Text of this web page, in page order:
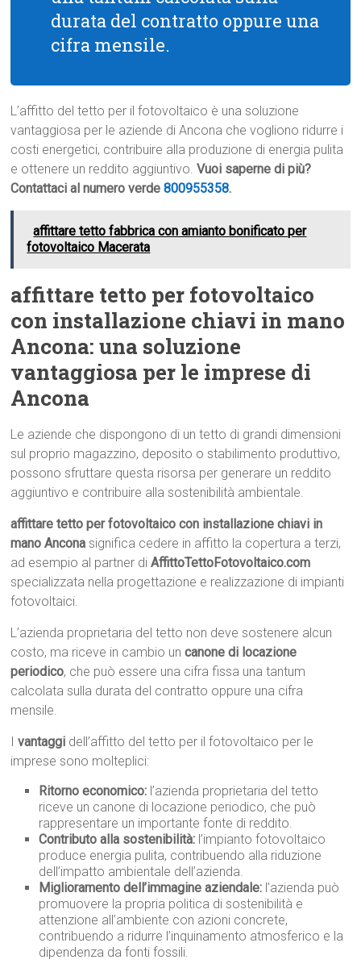
durata del contratto oppure una
cifra mensile.
L’affitto del tetto per il fotovoltaico è una soluzione
vantaggiosa per le aziende di Ancona che vogliono ridurre i
costi energetici, contribuire alla produzione di energia pulita
e ottenere un reddito aggiuntivo.Vuoi saperne di più?
Contattaci al numero verde800955358.
affittare tetto fabbrica con amianto bonificato per
fotovoltaico Macerata
affittare tetto per fotovoltaico
con installazione chiavi in mano
Ancona: una soluzione
vantaggiosa per le imprese di
Ancona
Le aziende che dispongono di un tetto di grandi dimensioni
sul proprio magazzino, deposito o stabilimento produttivo,
possono sfruttare questa risorsa per generare un reddito
aggiuntivo e contribuire alla sostenibilità ambientale.
affittare tetto per fotovoltaico con installazione chiavi in
mano Ancona significa cedere in affitto la copertura a terzi,
ad esempio al partner diAffittoTettoFotovoltaico.com
specializzata nella progettazione e realizzazione di impianti
fotovoltaici.
L’azienda proprietaria del tetto non deve sostenere alcun
costo, ma riceve in cambio uncanone di locazione
periodico, che può essere una cifra fissa una tantum
calcolata sulla durata del contratto oppure una cifra
mensile.
Ivantaggi dell’affitto del tetto per il fotovoltaico per le
imprese sono molteplici:
Ritorno economico: l’azienda proprietaria del tetto
riceve un canone di locazione periodico, che può
rappresentare un importante fonte di reddito.
Contributo alla sostenibilità: l’impianto fotovoltaico
produce energia pulita, contribuendo alla riduzione
dell’impatto ambientale dell’azienda.
Miglioramento dell’immagine aziendale: l’azienda può
promuovere la propria politica di sostenibilità e
attenzione all’ambiente con azioni concrete,
contribuendo a ridurre l’inquinamento atmosferico e la
dipendenza da fonti fossili.